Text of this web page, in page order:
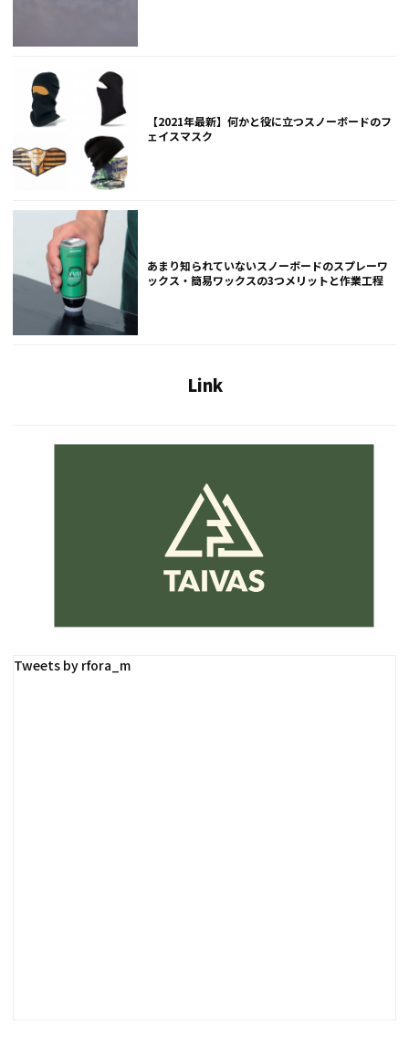
【2021年最新】何かと役に立つスノーボードのフ
ェイスマスク
あまり知られていないスノーボードのスプレーワ
ックス・簡易ワックスの3つメリットと作業工程
Link
Tweets by rfora_m